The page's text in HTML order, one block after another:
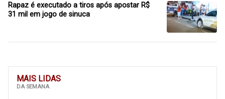
MAIS LIDAS
DA SEMANA
Rapaz é executado a tiros após apostar R$
31 mil em jogo de sinuca